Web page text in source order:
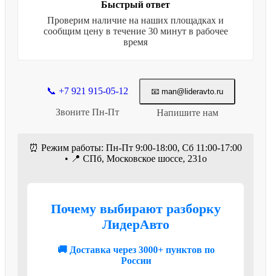
Быстрый ответ
Проверим наличие на наших площадках и
сообщим цену в течение 30 минут в рабочее
время
📞 +7 921 915-05-12
Звоните Пн-Пт
📧 man@lideravto.ru
Напишите нам
⏰ Режим работы: Пн-Пт 9:00-18:00, Сб 11:00-17:00
• 📍 СПб, Московское шоссе, 231о
Почему выбирают разборку
ЛидерАвто
🚚 Доставка через 3000+ пунктов по
России